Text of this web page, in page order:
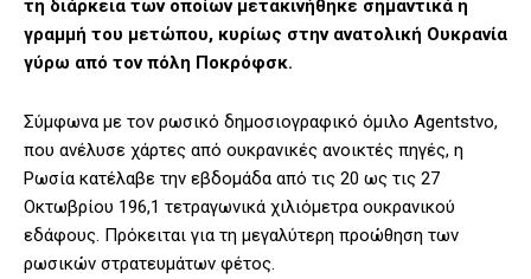
τη διάρκεια των οποίων μετακινήθηκε σημαντικά η
γραμμή του μετώπου, κυρίως στην ανατολική Ουκρανία
γύρω από τον πόλη Ποκρόφσκ.
Σύμφωνα με τον ρωσικό δημοσιογραφικό όμιλο Agentstvo,
που ανέλυσε χάρτες από ουκρανικές ανοικτές πηγές, η
Ρωσία κατέλαβε την εβδομάδα από τις 20 ως τις 27
Οκτωβρίου 196,1 τετραγωνικά χιλιόμετρα ουκρανικού
εδάφους. Πρόκειται για τη μεγαλύτερη προώθηση των
ρωσικών στρατευμάτων φέτος.